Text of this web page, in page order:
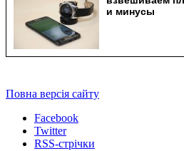
Повна версія сайту
Facebook
Twitter
RSS-стрічки